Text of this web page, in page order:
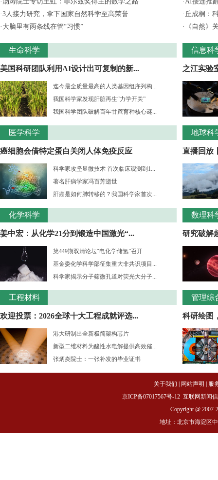
·3人接力研究，拿下国家自然科学至高荣誉
· 大脑里有两条线在管“习惯”
生命科学
美国科研团队利用AI设计出可复制的新...
迄今最全质量最高的人类基因组序列构...
我国科学家发现肝脏再生“力学开关”
我国科学团队破解百年甘蔗育种核心谜...
医学科学
癌细胞会借特定蛋白关闭人体免疫反应
科学家攻坚显微技术 首次临床观测到1...
著名肝病学家冯百芳逝世
肝癌是如何肺转移的？我国科学家首次...
化学科学
姜中宏：从化学21分到锻造中国激光“...
第449期双清论坛“电化学储氢”召开
基金委化学科学部征集重大非共识项目...
科学家揭示分子筛微孔道对荧光大分子...
工程材料
欢迎投票：2026全球十大工程成就评选...
港大研制出全新极简架构芯片
新型二维材料为酸性水电解提供高效催...
张炳炎院士：一张补发的毕业证书
· 丘成桐：
·
《自然》
信息科
之江实验
地球科
直播回放
数理科
研究破解
管理综
科研绘图
关于我们 网站声明
服
京ICP备07017567号-12 互联网新闻
Copyright @ 2007-
地址：北京市海淀区